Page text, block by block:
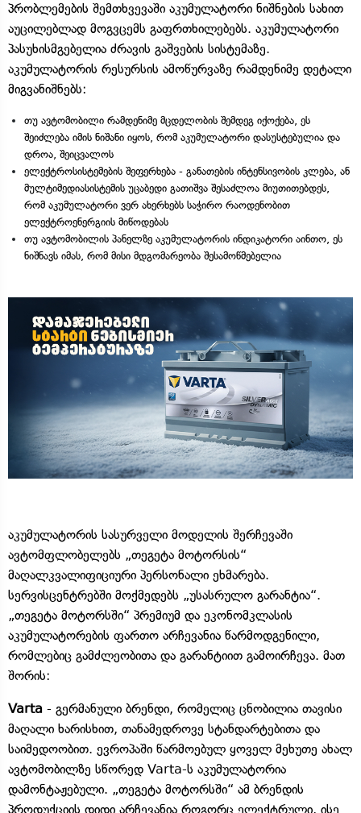
პრობლემების შემთხვევაში აკუმულატორი ნიშნების სახით
აუცილებლად მოგვცემს გაფრთხილებებს. აკუმულატორი
პასუხისმგებელია ძრავის გაშვების სისტემაზე.
აკუმულატორის რესურსის ამოწურვაზე რამდენიმე დეტალი
მიგვანიშნებს:
თუ ავტომობილი რამდენიმე მცდელობის შემდეგ იქოქება, ეს
შეიძლება იმის ნიშანი იყოს, რომ აკუმულატორი დასუსტებულია და
დროა, შეიცვალოს
ელექტროსისტემების შეფერხება - განათების ინტენსივობის კლება, ან
მულტიმედიასისტემის უცაბედი გათიშვა შესაძლოა მიუთითებდეს,
რომ აკუმულატორი ვერ ახერხებს საჭირო რაოდენობით
ელექტროენერგიის მიწოდებას
თუ ავტომობილის პანელზე აკუმულატორის ინდიკატორი აინთო, ეს
ნიშნავს იმას, რომ მისი მდგომარეობა შესამოწმებელია
აკუმულატორის სასურველი მოდელის შერჩევაში
ავტომფლობელებს „თეგეტა მოტორსის“
მაღალკვალიფიციური პერსონალი ეხმარება.
სერვისცენტრებში მოქმედებს „უსასრულო გარანტია“.
„თეგეტა მოტორსში“ პრემიუმ და ეკონომკლასის
აკუმულატორების ფართო არჩევანია წარმოდგენილი,
რომლებიც გამძლეობითა და გარანტიით გამოირჩევა. მათ
შორის:
Varta - გერმანული ბრენდი, რომელიც ცნობილია თავისი
მაღალი ხარისხით, თანამედროვე სტანდარტებითა და
საიმედოობით. ევროპაში წარმოებულ ყოველ მეხუთე ახალ
ავტომობილზე სწორედ Varta-ს აკუმულატორია
დამონტაჟებული. „თეგეტა მოტორსში“ ამ ბრენდის
პროდუქციის დიდი არჩევანია როგორც ელექტრული, ისე